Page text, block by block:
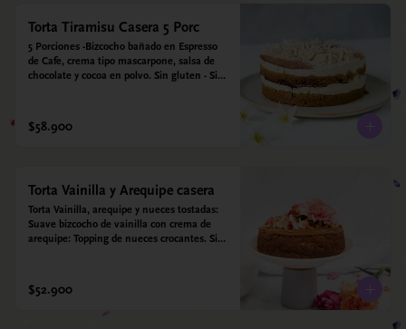
Torta Tiramisu Casera 5 Porc
5 Porciones -Bizcocho bañado en Espresso
de Cafe, crema tipo mascarpone, salsa de
chocolate y cocoa en polvo. Sin gluten - Sin
$58.900
Torta Vainilla y Arequipe casera
Torta Vainilla, arequipe y nueces tostadas:
Suave bizcocho de vainilla con crema de
arequipe: Topping de nueces crocantes. Sin
Endulzada con estevia.
$52.900